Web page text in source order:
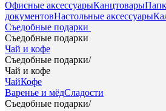
Офисные аксессуарыКанцтовары
документовНастольные аксессуары
Съедобные подарки
Съедобные подарки
Чай и кофе
Съедобные подарки/
Чай и кофе
ЧайКофе
Варенье и мёдСладости
Съедобные подарки/